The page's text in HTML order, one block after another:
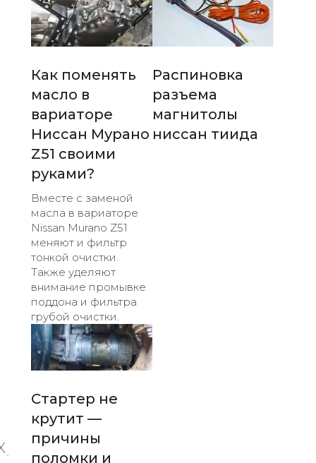
Как поменять
масло в
вариаторе
Ниссан Мурано
Z51 своими
руками?
Вместе с заменой
масла в вариаторе
Nissan Murano Z51
меняют и фильтр
тонкой очистки.
Также уделяют
внимание промывке
поддона и фильтра
грубой очистки.
Распиновка
разъема
магнитолы
ниссан тиида
Стартер не
крутит —
причины
поломки и